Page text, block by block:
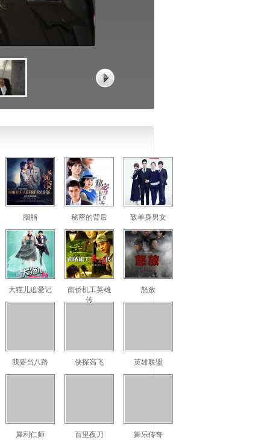
胭脂 秘密的背后 致单身男女
大猫儿追爱记
南侨机工英雄
传
怒放
我要当八路 侠探高飞 英雄联盟
犀利仁师 百里夜刀 舞乐传奇